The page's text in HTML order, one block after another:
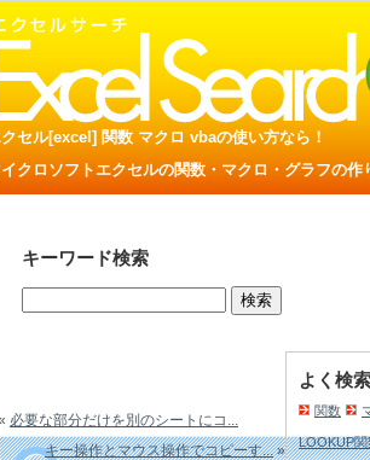
セル[excel] 関数 マクロ vbaの使い方なら！
クロソフトエクセルの関数・マクロ・グラフの
キーワード検索
よく検
関数
LOOKUP関
必要な部分だけを別のシートにコ...
キー操作とマウス操作でコピーす...»